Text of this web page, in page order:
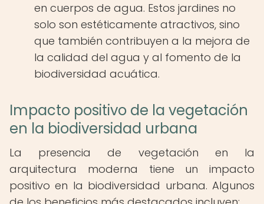
en cuerpos de agua. Estos jardines no
solo son estéticamente atractivos, sino
que también contribuyen a la mejora de
la calidad del agua y al fomento de la
biodiversidad acuática.
Impacto positivo de la vegetación
en la biodiversidad urbana
La presencia de vegetación en la
arquitectura moderna tiene un impacto
positivo en la biodiversidad urbana. Algunos